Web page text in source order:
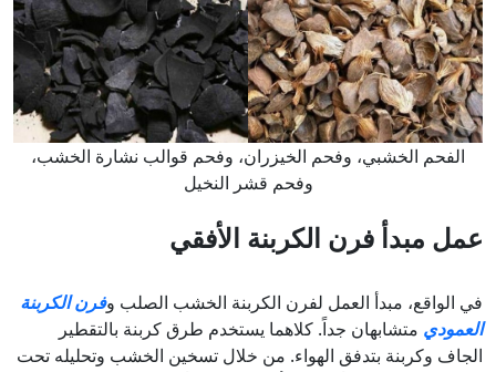
الفحم الخشبي، وفحم الخيزران، وفحم قوالب نشارة الخشب،
وفحم قشر النخيل
عمل مبدأ فرن الكربنة الأفقي
في الواقع، مبدأ العمل لفرن الكربنة الخشب الصلب وفرن الكربنة
العمودي متشابهان جداً. كلاهما يستخدم طرق كربنة بالتقطير
الجاف وكربنة بتدفق الهواء. من خلال تسخين الخشب وتحليله تحت